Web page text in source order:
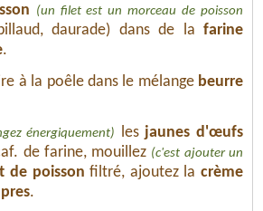
(un filet est un morceau de poisson
daurade) dans de lafarine
.
à la poêle dans le mélange beurre
énergiquement) les jaunes d'œufs
de farine, mouillez (c'est ajouter un
de poisson filtré, ajoutez la crème
.